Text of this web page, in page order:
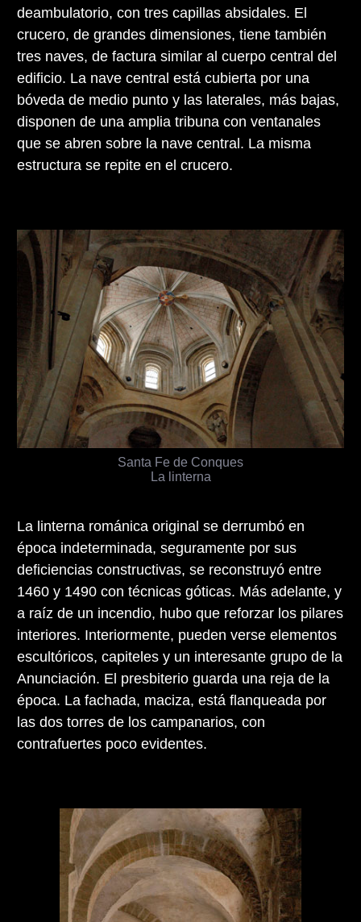
deambulatorio, con tres capillas absidales. El
crucero, de grandes dimensiones, tiene también
tres naves, de factura similar al cuerpo central del
edificio. La nave central está cubierta por una
bóveda de medio punto y las laterales, más bajas,
disponen de una amplia tribuna con ventanales
que se abren sobre la nave central. La misma
estructura se repite en el crucero.
Santa Fe de Conques
La linterna
La linterna románica original se derrumbó en
época indeterminada, seguramente por sus
deficiencias constructivas, se reconstruyó entre
1460 y 1490 con técnicas góticas. Más adelante, y
a raíz de un incendio, hubo que reforzar los pilares
interiores. Interiormente, pueden verse elementos
escultóricos, capiteles y un interesante grupo de la
Anunciación. El presbiterio guarda una reja de la
época. La fachada, maciza, está flanqueada por
las dos torres de los campanarios, con
contrafuertes poco evidentes.